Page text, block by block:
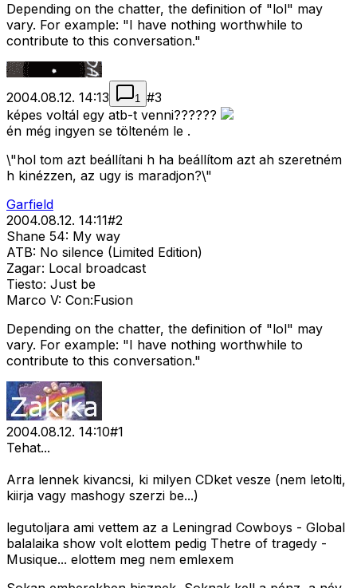
Depending on the chatter, the definition of "lol" may
vary. For example: "I have nothing worthwhile to
contribute to this conversation."
2004.08.12. 14:13 1 #3
képes voltál egy atb-t venni??????
én még ingyen se tölteném le .
\"hol tom azt beállítani h ha beállítom azt ah szeretném
h kinézzen, az ugy is maradjon?\"
Garfield
2004.08.12. 14:11#2
Shane 54: My way
ATB: No silence (Limited Edition)
Zagar: Local broadcast
Tiesto: Just be
Marco V: Con:Fusion
Depending on the chatter, the definition of "lol" may
vary. For example: "I have nothing worthwhile to
contribute to this conversation."
2004.08.12. 14:10#1
Tehat...
Arra lennek kivancsi, ki milyen CDket vesze (nem letolti,
kiirja vagy mashogy szerzi be...)
legutoljara ami vettem az a Leningrad Cowboys - Global
balalaika show volt elottem pedig Thetre of tragedy -
Musique... elottem meg nem emlexem